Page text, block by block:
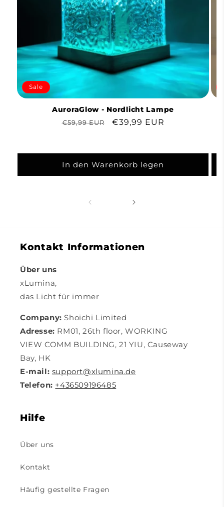
Sale
AuroraGlow - Nordlicht Lampe
Normaler
€59,99 EUR Verkaufspreis
€39,99 EUR
In den Warenkorb legen
Kontakt Informationen
Über uns
xLumina,
das Licht für immer
Company: Shoichi Limited
Adresse: RM01, 26th floor, WORKING
VIEW COMM BUILDING, 21 YIU, Causeway
Bay, HK
E-mail: support@xlumina.de
Telefon: +436509196485
Hilfe
Über uns
Kontakt
Häufig gestellte Fragen